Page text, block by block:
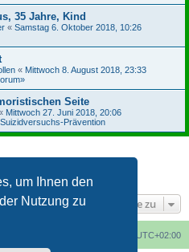
um Ihnen den
Nutzung zu
35 Jahre, Kind
« Samstag 6. Oktober 2018, 10:26
« Mittwoch 8. August 2018, 23:33
Seite
Mittwoch 27. Juni 2018, 20:06
Prävention
Gehe zu
UTC+02:00